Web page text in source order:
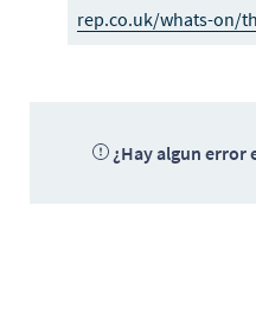
rep.co.uk/whats-on/
¿Hay algun error